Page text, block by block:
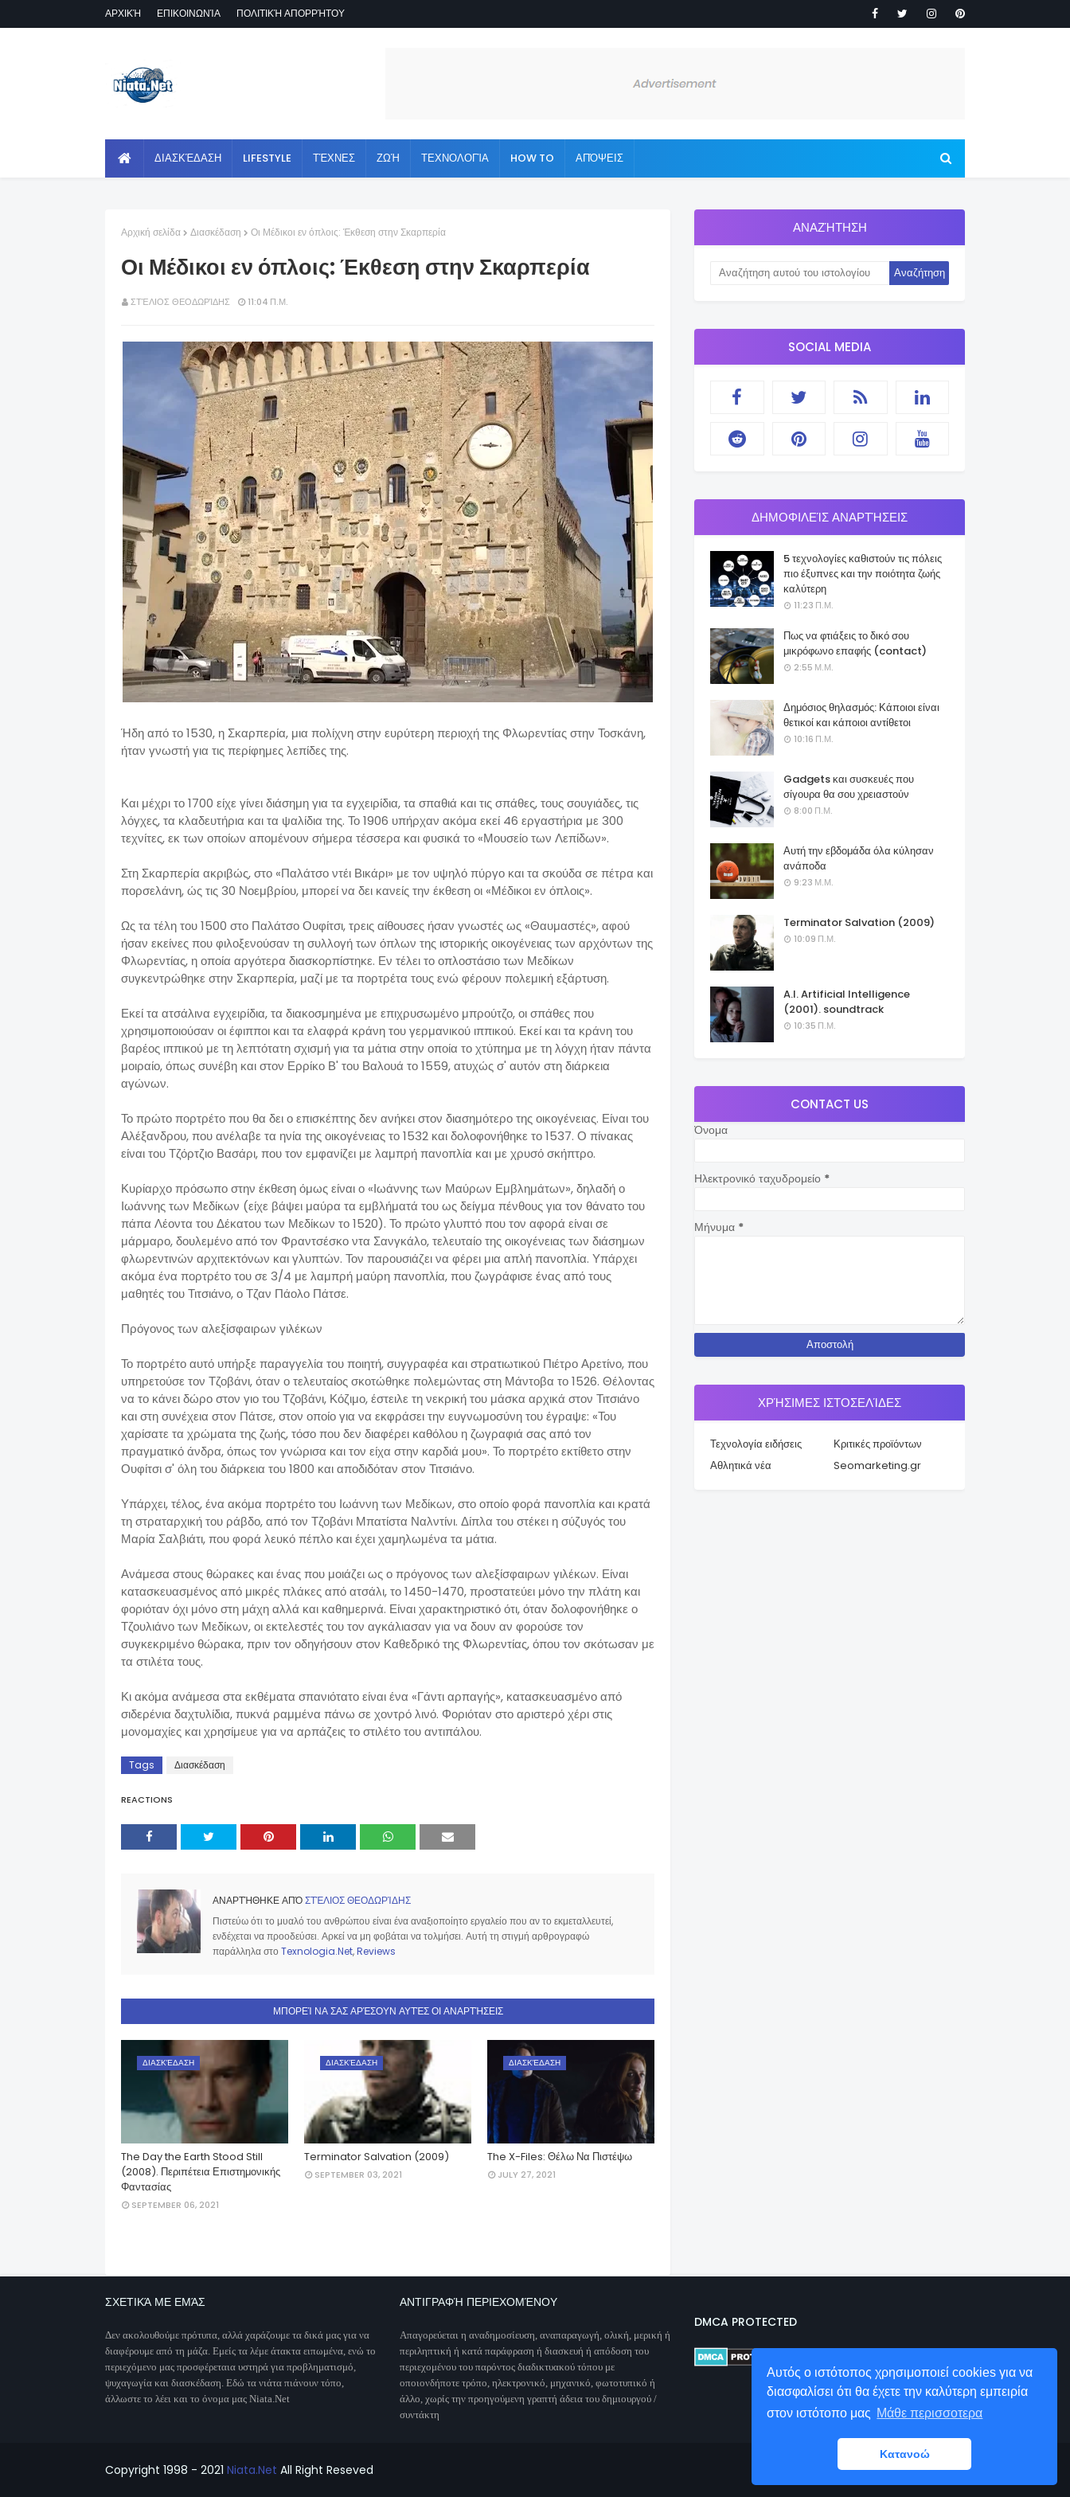
Αυτός ο ιστότοπος χρησιμοποιεί cookies για να
διασφαλίσει ότι θα έχετε την καλύτερη εμπειρία
στον ιστότοπο μας Μάθε περισσοτερα
Κατανοώ
ΑΡΧΙΚΉ ΕΠΙΚΟΙΝΩΝΊΑ ΠΟΛΙΤΙΚΉ ΑΠΟΡΡΉΤΟΥ
ΔΙΑΣΚΈΔΑΣΗ LIFESTYLE ΤΈΧΝΕΣ ΖΩΉ ΤΕΧΝΟΛΟΓΊΑ HOW TO ΑΠΌΨΕΙΣ
Αρχική σελίδα Διασκέδαση Οι Μέδικοι εν όπλοις: Έκθεση στην Σκαρπερία
Οι Μέδικοι εν όπλοις: Έκθεση στην Σκαρπερία
ΣΤΈΛΙΟΣ ΘΕΟΔΩΡΊΔΗΣ 11:04 Π.Μ.
Ήδη από το 1530, η Σκαρπερία, μια πολίχνη στην ευρύτερη περιοχή της Φλωρεντίας στην Τοσκάνη,
ήταν γνωστή για τις περίφημες λεπίδες της.
Και μέχρι το 1700 είχε γίνει διάσημη για τα εγχειρίδια, τα σπαθιά και τις σπάθες, τους σουγιάδες, τις
λόγχες, τα κλαδευτήρια και τα ψαλίδια της. Το 1906 υπήρχαν ακόμα εκεί 46 εργαστήρια με 300
τεχνίτες, εκ των οποίων απομένουν σήμερα τέσσερα και φυσικά το «Μουσείο των Λεπίδων».
Στη Σκαρπερία ακριβώς, στο «Παλάτσο ντέι Βικάρι» με τον υψηλό πύργο και τα σκούδα σε πέτρα και
πορσελάνη, ώς τις 30 Νοεμβρίου, μπορεί να δει κανείς την έκθεση οι «Μέδικοι εν όπλοις».
Ως τα τέλη του 1500 στο Παλάτσο Ουφίτσι, τρεις αίθουσες ήσαν γνωστές ως «Θαυμαστές», αφού
ήσαν εκείνες που φιλοξενούσαν τη συλλογή των όπλων της ιστορικής οικογένειας των αρχόντων της
Φλωρεντίας, η οποία αργότερα διασκορπίστηκε. Εν τέλει το οπλοστάσιο των Μεδίκων
συγκεντρώθηκε στην Σκαρπερία, μαζί με τα πορτρέτα τους ενώ φέρουν πολεμική εξάρτυση.
Εκεί τα ατσάλινα εγχειρίδια, τα διακοσμημένα με επιχρυσωμένο μπρούτζο, οι σπάθες που
χρησιμοποιούσαν οι έφιπποι και τα ελαφρά κράνη του γερμανικού ιππικού. Εκεί και τα κράνη του
βαρέος ιππικού με τη λεπτότατη σχισμή για τα μάτια στην οποία το χτύπημα με τη λόγχη ήταν πάντα
μοιραίο, όπως συνέβη και στον Ερρίκο Β' του Βαλουά το 1559, ατυχώς σ' αυτόν στη διάρκεια
αγώνων.
Το πρώτο πορτρέτο που θα δει ο επισκέπτης δεν ανήκει στον διασημότερο της οικογένειας. Είναι του
Αλέξανδρου, που ανέλαβε τα ηνία της οικογένειας το 1532 και δολοφονήθηκε το 1537. Ο πίνακας
είναι του Τζόρτζιο Βασάρι, που τον εμφανίζει με λαμπρή πανοπλία και με χρυσό σκήπτρο.
Κυρίαρχο πρόσωπο στην έκθεση όμως είναι ο «Ιωάννης των Μαύρων Εμβλημάτων», δηλαδή ο
Ιωάννης των Μεδίκων (είχε βάψει μαύρα τα εμβλήματά του ως δείγμα πένθους για τον θάνατο του
πάπα Λέοντα του Δέκατου των Μεδίκων το 1520). Το πρώτο γλυπτό που τον αφορά είναι σε
μάρμαρο, δουλεμένο από τον Φραντσέσκο ντα Σανγκάλο, τελευταίο της οικογένειας των διάσημων
φλωρεντινών αρχιτεκτόνων και γλυπτών. Τον παρουσιάζει να φέρει μια απλή πανοπλία. Υπάρχει
ακόμα ένα πορτρέτο του σε 3/4 με λαμπρή μαύρη πανοπλία, που ζωγράφισε ένας από τους
μαθητές του Τιτσιάνο, ο Τζαν Πάολο Πάτσε.
Πρόγονος των αλεξίσφαιρων γιλέκων
Το πορτρέτο αυτό υπήρξε παραγγελία του ποιητή, συγγραφέα και στρατιωτικού Πιέτρο Αρετίνο, που
υπηρετούσε τον Τζοβάνι, όταν ο τελευταίος σκοτώθηκε πολεμώντας στη Μάντοβα το 1526. Θέλοντας
να το κάνει δώρο στον γιο του Τζοβάνι, Κόζιμο, έστειλε τη νεκρική του μάσκα αρχικά στον Τιτσιάνο
και στη συνέχεια στον Πάτσε, στον οποίο για να εκφράσει την ευγνωμοσύνη του έγραψε: «Του
χαρίσατε τα χρώματα της ζωής, τόσο που δεν διαφέρει καθόλου η ζωγραφιά σας από τον
πραγματικό άνδρα, όπως τον γνώρισα και τον είχα στην καρδιά μου». Το πορτρέτο εκτίθετο στην
Ουφίτσι σ' όλη του διάρκεια του 1800 και αποδιδόταν στον Τιτσιάνο.
Υπάρχει, τέλος, ένα ακόμα πορτρέτο του Ιωάννη των Μεδίκων, στο οποίο φορά πανοπλία και κρατά
τη στραταρχική του ράβδο, από τον Τζοβάνι Μπατίστα Ναλντίνι. Δίπλα του στέκει η σύζυγός του
Μαρία Σαλβιάτι, που φορά λευκό πέπλο και έχει χαμηλωμένα τα μάτια.
Ανάμεσα στους θώρακες και ένας που μοιάζει ως ο πρόγονος των αλεξίσφαιρων γιλέκων. Είναι
κατασκευασμένος από μικρές πλάκες από ατσάλι, το 1450-1470, προστατεύει μόνο την πλάτη και
φοριόταν όχι μόνο στη μάχη αλλά και καθημερινά. Είναι χαρακτηριστικό ότι, όταν δολοφονήθηκε ο
Τζουλιάνο των Μεδίκων, οι εκτελεστές του τον αγκάλιασαν για να δουν αν φορούσε τον
συγκεκριμένο θώρακα, πριν τον οδηγήσουν στον Καθεδρικό της Φλωρεντίας, όπου τον σκότωσαν με
τα στιλέτα τους.
Κι ακόμα ανάμεσα στα εκθέματα σπανιότατο είναι ένα «Γάντι αρπαγής», κατασκευασμένο από
σιδερένια δαχτυλίδια, πυκνά ραμμένα πάνω σε χοντρό λινό. Φοριόταν στο αριστερό χέρι στις
μονομαχίες και χρησίμευε για να αρπάζεις το στιλέτο του αντιπάλου.
Tags Διασκέδαση
REACTIONS
ΑΝΑΡΤΉΘΗΚΕ ΑΠΌΣΤΈΛΙΟΣ ΘΕΟΔΩΡΊΔΗΣ
Πιστεύω ότι το μυαλό του ανθρώπου είναι ένα αναξιοποίητο εργαλείο που αν το εκμεταλλευτεί,
ενδέχεται να προοδεύσει. Αρκεί να μη φοβάται να τολμήσει. Αυτή τη στιγμή αρθρογραφώ
παράλληλα στο Texnologia.Net,Reviews
ΜΠΟΡΕΊ ΝΑ ΣΑΣ ΑΡΈΣΟΥΝ ΑΥΤΈΣ ΟΙ ΑΝΑΡΤΉΣΕΙΣ
ΔΙΑΣΚΈΔΑΣΗ
The Day the Earth Stood Still
(2008). Περιπέτεια Επιστημονικής
Φαντασίας
SEPTEMBER 06, 2021
ΔΙΑΣΚΈΔΑΣΗ
Terminator Salvation (2009)
SEPTEMBER 03, 2021
ΔΙΑΣΚΈΔΑΣΗ
The X-Files: Θέλω Να Πιστέψω
JULY 27, 2021
ΑΝΑΖΉΤΗΣΗ
SOCIAL MEDIA
ΔΗΜΟΦΙΛΕΊΣ ΑΝΑΡΤΉΣΕΙΣ
5 τεχνολογίες καθιστούν τις πόλεις
πιο έξυπνες και την ποιότητα ζωής
καλύτερη
11:23 Π.Μ.
Πως να φτιάξεις το δικό σου
μικρόφωνο επαφής (contact)
2:55 Μ.Μ.
Δημόσιος θηλασμός: Κάποιοι είναι
θετικοί και κάποιοι αντίθετοι
10:16 Π.Μ.
Gadgets και συσκευές που
σίγουρα θα σου χρειαστούν
8:00 Π.Μ.
Αυτή την εβδομάδα όλα κύλησαν
ανάποδα
9:23 Μ.Μ.
Terminator Salvation (2009)
10:09 Π.Μ.
A.I. Artificial Intelligence
(2001). soundtrack
10:35 Π.Μ.
CONTACT US
Όνομα
Ηλεκτρονικό ταχυδρομείο *
Μήνυμα *
ΧΡΉΣΙΜΕΣ ΙΣΤΟΣΕΛΊΔΕΣ
Τεχνολογία ειδήσεις
Κριτικές προϊόντων
Αθλητικά νέα
Seomarketing.gr
ΣΧΕΤΙΚΆ ΜΕ ΕΜΆΣ
Δεν ακολουθούμε πρότυπα, αλλά χαράζουμε τα δικά μας για να
διαφέρουμε από τη μάζα. Εμείς τα λέμε άτακτα ειπωμένα, ενώ το
περιεχόμενο μας προσφέρεταια υστηρά για προβληματισμό,
ψυχαγωγία και διασκέδαση. Εδώ τα νιάτα πιάνουν τόπο,
άλλωστε το λέει και το όνομα μας Niata.Net
ΑΝΤΙΓΡΑΦΉ ΠΕΡΙΕΧΟΜΈΝΟΥ
Απαγορεύεται η αναδημοσίευση, αναπαραγωγή, ολική, μερική ή
περιληπτική ή κατά παράφραση ή διασκευή ή απόδοση του
περιεχομένου του παρόντος διαδικτυακού τόπου με
οποιονδήποτε τρόπο, ηλεκτρονικό, μηχανικό, φωτοτυπικό ή
άλλο, χωρίς την προηγούμενη γραπτή άδεια του δημιουργού /
συντάκτη
DMCA PROTECTED
Copyright 1998 - 2021 Niata.Net All Right Reseved